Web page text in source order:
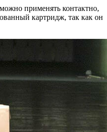
применять контактно,
картридж, так как он